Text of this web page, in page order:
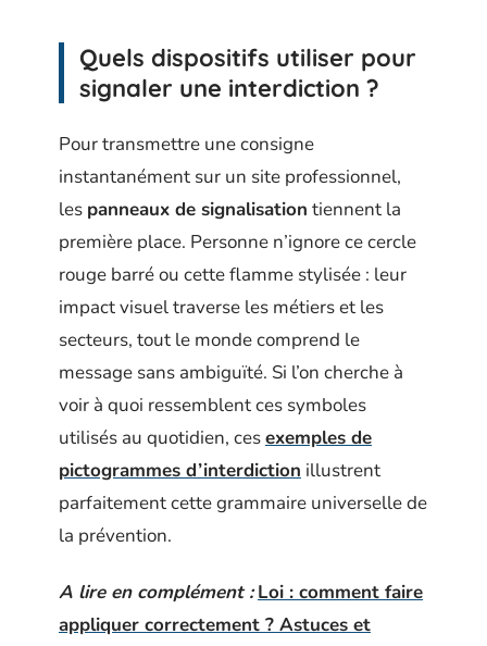
Quels dispositifs utiliser pour
signaler une interdiction ?
Pour transmettre une consigne
instantanément sur un site professionnel,
les panneaux de signalisation tiennent la
première place. Personne n’ignore ce cercle
rouge barré ou cette flamme stylisée : leur
impact visuel traverse les métiers et les
secteurs, tout le monde comprend le
message sans ambiguïté. Si l’on cherche à
voir à quoi ressemblent ces symboles
utilisés au quotidien, cesexemples de
pictogrammes d’interdiction illustrent
parfaitement cette grammaire universelle de
la prévention.
A lire en complément : Loi : comment faire
appliquer correctement ? Astuces et